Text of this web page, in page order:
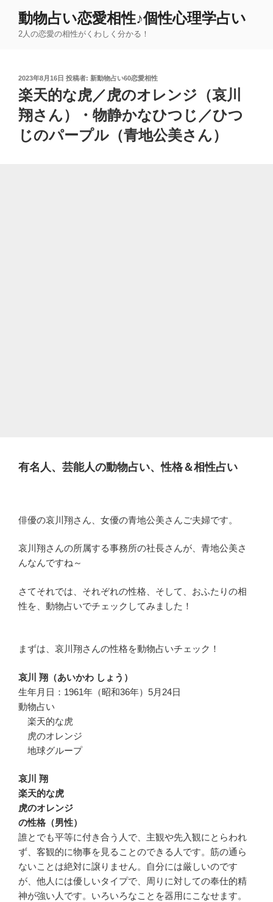
動物占い恋愛相性♪個性心理学占い
2人の恋愛の相性がくわしく分かる！
投
稿
日:
2023年8月16日 投稿者: 新動物占い60恋愛相性
楽天的な虎／虎のオレンジ（哀川
翔さん）・物静かなひつじ／ひつ
じのパープル（青地公美さん）
有名人、芸能人の動物占い、性格＆相性占い
俳優の哀川翔さん、女優の青地公美さんご夫婦です。
哀川翔さんの所属する事務所の社長さんが、青地公美さ
んなんですね～
さてそれでは、それぞれの性格、そして、おふたりの相
性を、動物占いでチェックしてみました！
まずは、哀川翔さんの性格を動物占いチェック！
哀川 翔（あいかわ しょう）
生年月日：1961年（昭和36年）5月24日
動物占い
楽天的な虎
虎のオレンジ
地球グループ
哀川 翔
楽天的な虎
虎のオレンジ
の性格（男性）
誰とでも平等に付き合う人で、主観や先入観にとらわれ
ず、客観的に物事を見ることのできる人です。筋の通ら
ないことは絶対に譲りません。自分には厳しいのです
が、他人には優しいタイプで、周りに対しての奉仕的精
神が強い人です。いろいろなことを器用にこなせます。